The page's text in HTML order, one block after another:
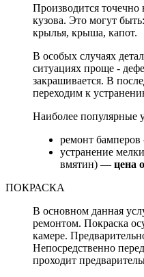
Производится точечно
кузова. Это могут
крылья, крыша, капот.
В особых случаях
ситуациях проще -
закрашивается. В
переходим к
Наиболее популярные
ремонт
устранение
вмятин) — цена
ПОКРАСКА
В основном данная
ремонтом. Покраска
камере.
Непосредственно
проходит